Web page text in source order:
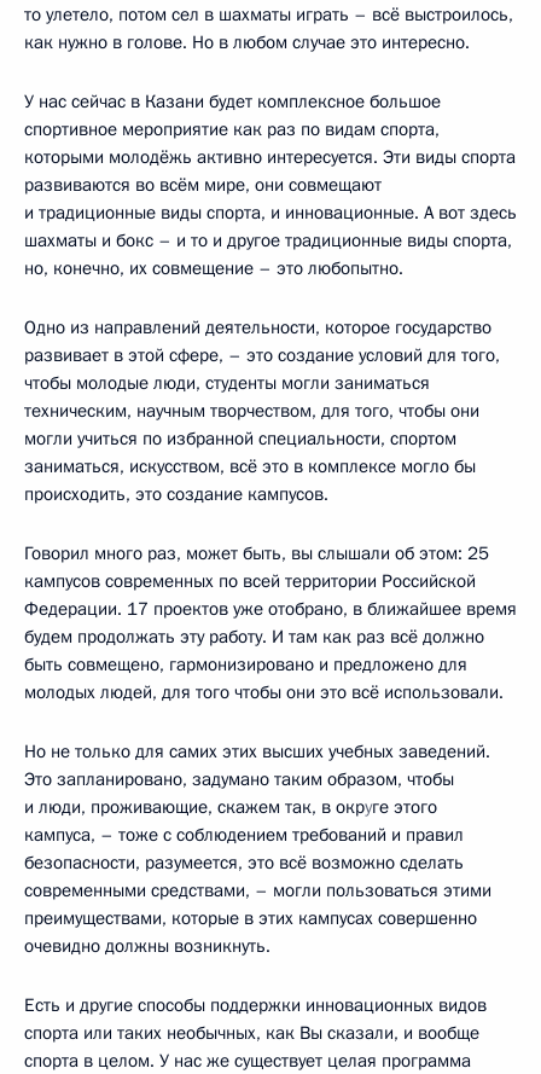
то улетело, потом сел в шахматы играть – всё выстроилось,
как нужно в голове. Но в любом случае это интересно.
У нас сейчас в Казани будет комплексное большое
спортивное мероприятие как раз по видам спорта,
которыми молодёжь активно интересуется. Эти виды спорта
развиваются во всём мире, они совмещают
и традиционные виды спорта, и инновационные. А вот здесь
шахматы и бокс – и то и другое традиционные виды спорта,
но, конечно, их совмещение – это любопытно.
Одно из направлений деятельности, которое государство
развивает в этой сфере, – это создание условий для того,
чтобы молодые люди, студенты могли заниматься
техническим, научным творчеством, для того, чтобы они
могли учиться по избранной специальности, спортом
заниматься, искусством, всё это в комплексе могло бы
происходить, это создание кампусов.
Говорил много раз, может быть, вы слышали об этом: 25
кампусов современных по всей территории Российской
Федерации. 17 проектов уже отобрано, в ближайшее время
будем продолжать эту работу. И там как раз всё должно
быть совмещено, гармонизировано и предложено для
молодых людей, для того чтобы они это всё использовали.
Но не только для самих этих высших учебных заведений.
Это запланировано, задумано таким образом, чтобы
и люди, проживающие, скажем так, в округе этого
кампуса, – тоже с соблюдением требований и правил
безопасности, разумеется, это всё возможно сделать
современными средствами, – могли пользоваться этими
преимуществами, которые в этих кампусах совершенно
очевидно должны возникнуть.
Есть и другие способы поддержки инновационных видов
спорта или таких необычных, как Вы сказали, и вообще
спорта в целом. У нас же существует целая программа